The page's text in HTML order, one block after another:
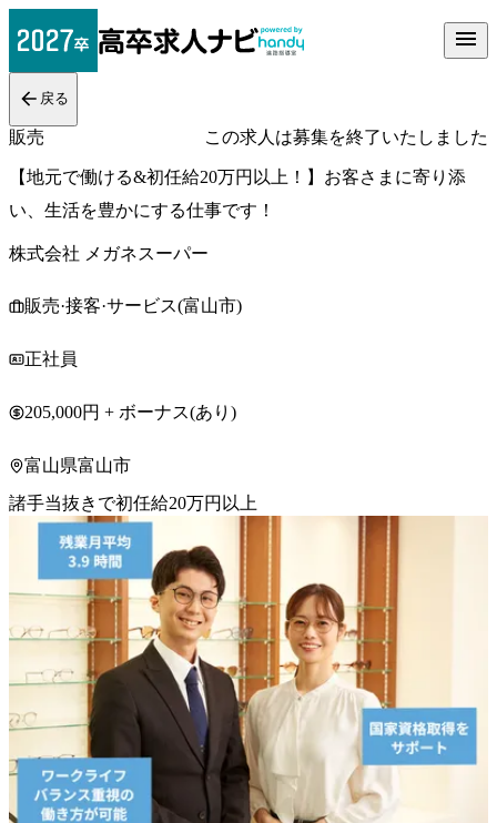
戻る
販売 この求人は募集を終了いたしました
【地元で働ける&初任給20万円以上！】お客さまに寄り添
い、生活を豊かにする仕事です！
株式会社 メガネスーパー
販売·接客·サービス(富山市)
正社員
205,000円 + ボーナス(あり)
富山県富山市
諸手当抜きで初任給20万円以上